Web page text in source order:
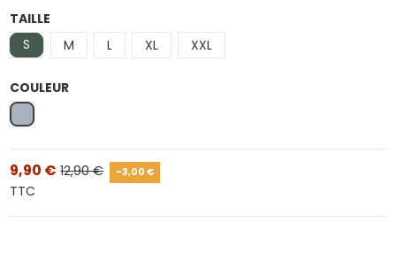
TAILLE
S
M L XL XXL
COULEUR
Gris
9,90 € 12,90 € -3,00 €
TTC